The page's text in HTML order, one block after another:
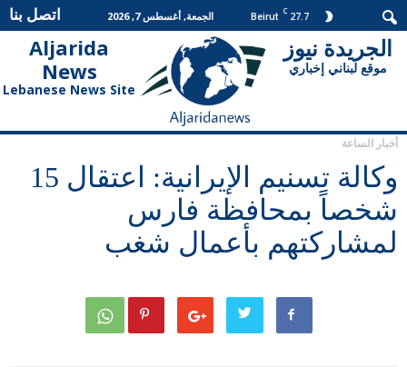
27.7
C
Beirut الجمعة, أغسطس 7, 2026 اتصل بنا
Aljarida
News
Lebanese News Site
الجريدة
نيوز
الجريدة نيوز
موقع لبناني إخباري
أخبار الساعة
وكالة تسنيم الإيرانية: اعتقال 15
شخصاً بمحافظة فارس
لمشاركتهم بأعمال شغب